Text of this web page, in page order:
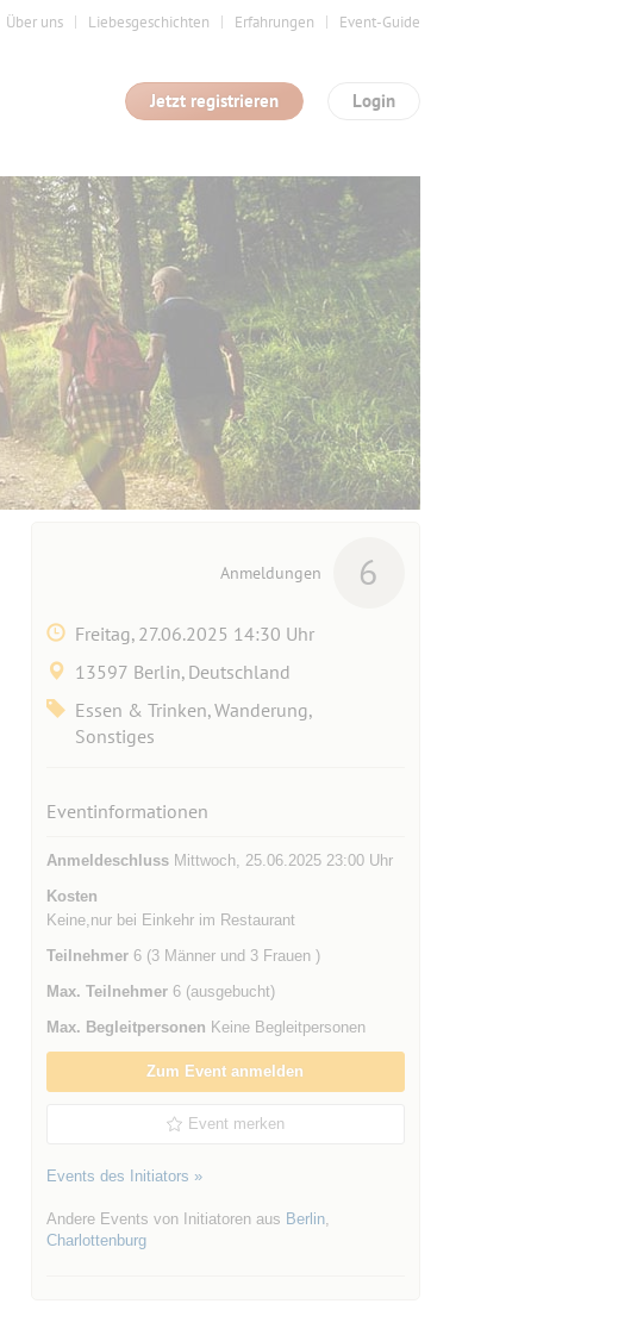
Über uns Liebesgeschichten Erfahrungen Event-Guide
Login
Jetzt registrieren
Anmeldungen 6
Freitag, 27.06.2025 14:30 Uhr
13597 Berlin, Deutschland
Essen & Trinken, Wanderung,
Sonstiges
Eventinformationen
AnmeldeschlussMittwoch, 25.06.2025 23:00 Uhr
Kosten
Keine,nur bei Einkehr im Restaurant
Teilnehmer6 (3 Männer und 3 Frauen )
Max. Teilnehmer6 (ausgebucht)
Max. Begleitpersonen Keine Begleitpersonen
Zum Event anmelden
Event merken
Events des Initiators »
Andere Events von Initiatoren aus Berlin,
Charlottenburg